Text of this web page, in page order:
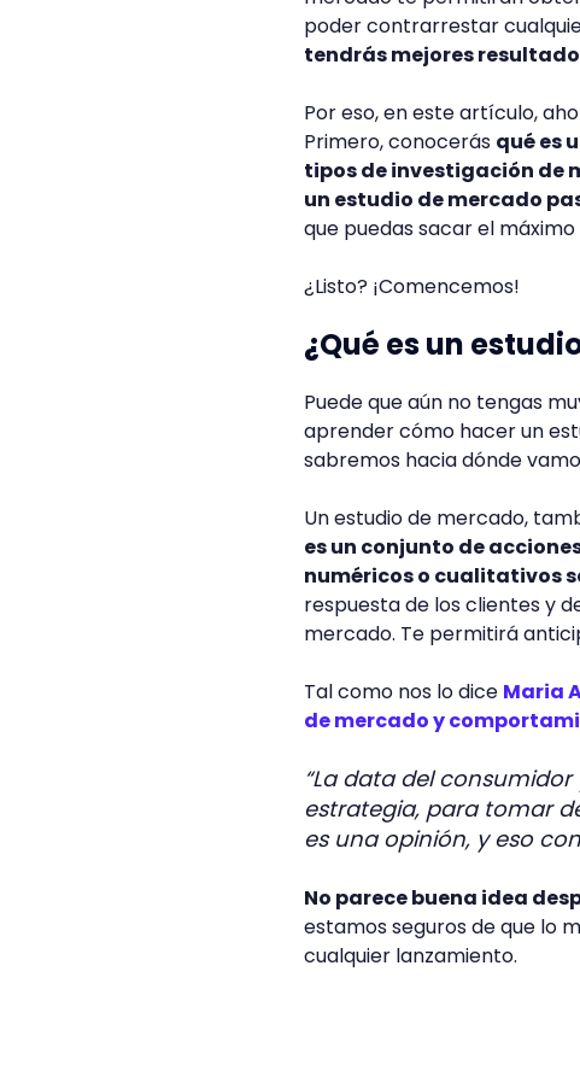
poder contrarrestar
tendrás mejores
Por eso, en este artículo,
Primero, conocerás qué es
tipos de investigación de
un estudio de mercado
que puedas sacar el
¿Listo? ¡Comencemos!
¿Qué es un
Puede que aún no tengas
aprender cómo hacer un
sabremos hacia dónde
Un estudio de mercado,
es un conjunto de
numéricos o cualitativos
respuesta de los clientes y
mercado. Te permitirá
Tal como nos lo dice Maria
de mercado y
“La data del
estrategia, para tomar
es una opinión, y eso
No parece buena idea
estamos seguros de que lo
cualquier lanzamiento.